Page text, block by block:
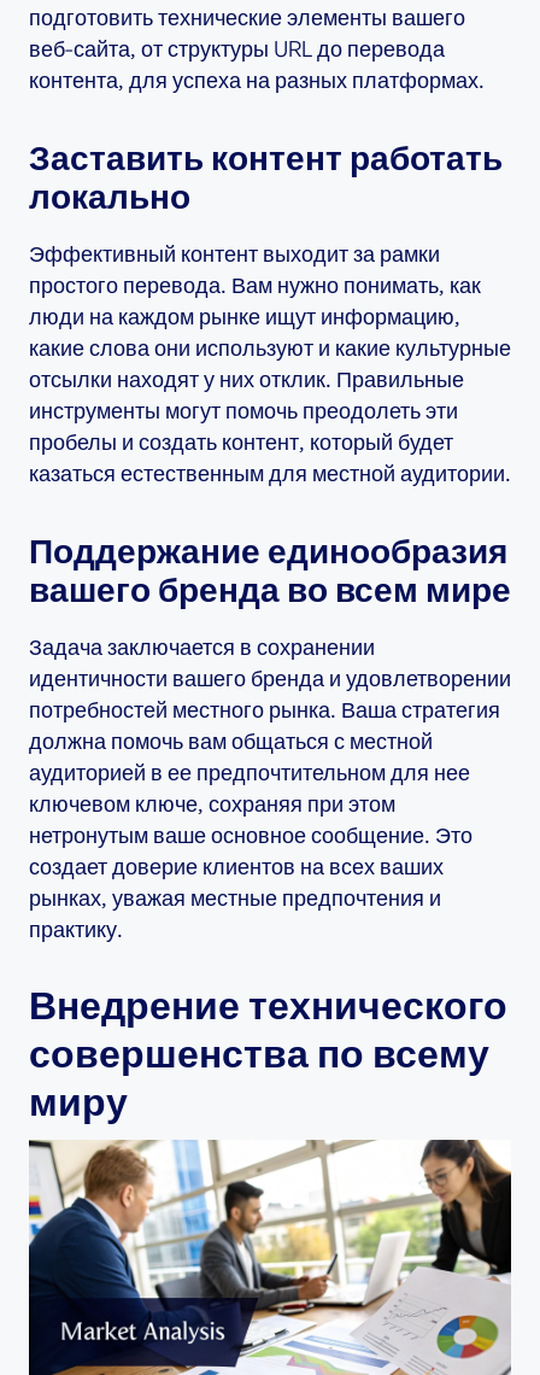
подготовить технические элементы вашего
веб-сайта, от структуры URL до перевода
контента, для успеха на разных платформах.
Заставить контент работать
локально
Эффективный контент выходит за рамки
простого перевода. Вам нужно понимать, как
люди на каждом рынке ищут информацию,
какие слова они используют и какие культурные
отсылки находят у них отклик. Правильные
инструменты могут помочь преодолеть эти
пробелы и создать контент, который будет
казаться естественным для местной аудитории.
Поддержание единообразия
вашего бренда во всем мире
Задача заключается в сохранении
идентичности вашего бренда и удовлетворении
потребностей местного рынка. Ваша стратегия
должна помочь вам общаться с местной
аудиторией в ее предпочтительном для нее
ключевом ключе, сохраняя при этом
нетронутым ваше основное сообщение. Это
создает доверие клиентов на всех ваших
рынках, уважая местные предпочтения и
практику.
Внедрение технического
совершенства по всему
миру